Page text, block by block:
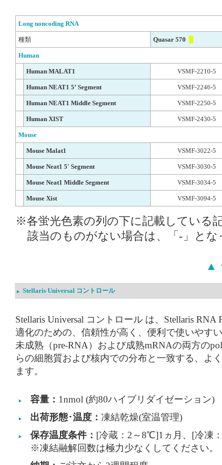
Long noncoding RNA
種類 Quasar 570
Human
Human MALAT1 VSMF-2210-5
Human NEAT1 5ʼ Segment VSMF-2246-5
Human NEAT1 Middle Segment VSMF-2250-5
Human XIST VSMF-2430-5
Mouse
Mouse Malat1 VSMF-3022-5
Mouse Neat1 5' Segment VSMF-3030-5
Mouse Neat1 Middle Segment VSMF-3034-5
Mouse Xist VSMF-3094-5
※各蛍光色素の列の下に記載している
該当のものがない場合は、「-」とな
▲
Stellaris Universal コントロール
Stellaris Universal コントロール は、Stellaris
適化のための、信頼性が高く、便利で使いやす
未成熟（pre-RNA）および成熟mRNAの両方の
らの細胞質および核内での分布と一致する、よ
ます。
容量： 1nmol (約80ハイブリダイゼーション)
出荷形態･温度： 凍結乾燥(室温管理)
保存温度条件： [冷蔵：2～8℃]1ヵ月、[冷凍
※凍結融解回数は極力少なくしてください。